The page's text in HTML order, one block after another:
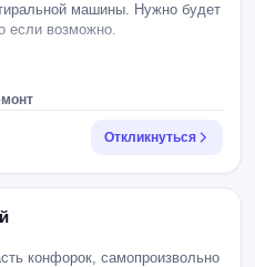
машины. Нужно будет
если возможно.
Откликнуться
конфорок, самопроизвольно